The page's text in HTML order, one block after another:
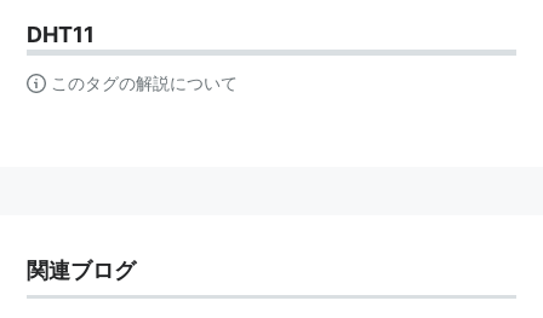
DHT11
このタグの解説について
関連ブログ